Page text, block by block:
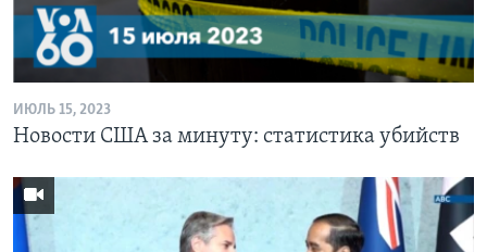
ИЮЛЬ 15, 2023
Новости США за минуту: статистика убийств